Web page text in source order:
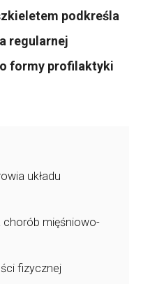
podkreśla
regularnej
formy profilaktyki
układu
chorób mięśniowo-
fizycznej